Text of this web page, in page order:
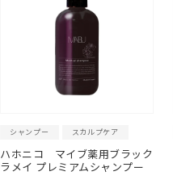
シャンプー スカルプケア
ハホニコ マイブ薬用ブラック
ラメイ プレミアムシャンプー